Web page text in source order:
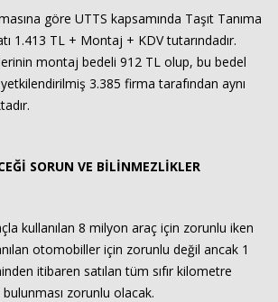
göre UTTS kapsamında Taşıt Tanıma
1.413 TL + Montaj + KDV tutarındadır.
montaj bedeli 912 TL olup, bu bedel
3.385 firma tarafından aynı
SORUN VE BİLİNMEZLİKLER
kullanılan 8 milyon araç için zorunlu iken
otomobiller için zorunlu değil ancak 1
itibaren satılan tüm sıfır kilometre
zorunlu olacak.